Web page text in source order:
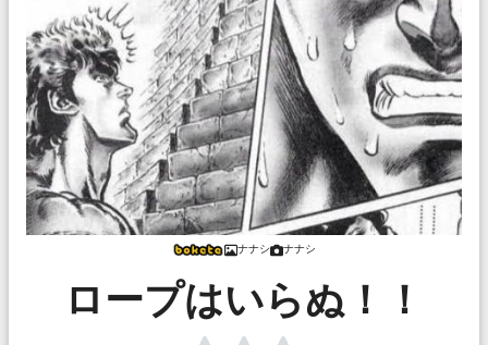
ナナシ ナナシ
ロープはいらぬ！！